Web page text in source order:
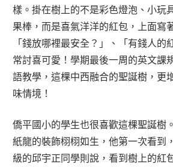
樣。掛在樹上的不是彩色燈泡、小玩
果棒，而是喜氣洋洋的紅包，上面寫
「錢放哪裡最安全？」、「有錢人的
常討喜可愛！學期最後一周的英文課
語教學，這棵中西融合的聖誕樹，更
味情境！
僑平國小的學生也很喜歡這棵聖誕樹
紙龍的裝飾栩栩如生，他第一次看到
級的邱宇正同學則說，看到樹上的紅